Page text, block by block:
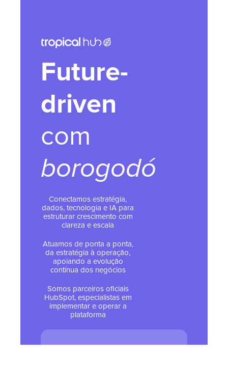
Future-
driven
com
borogodó
Conectamos estratégia,
dados, tecnologia e IA para
estruturar crescimento com
clareza e escala
Atuamos de ponta a ponta,
da estratégia à operação,
apoiando a evolução
contínua dos negócios
Somos parceiros oficiais
HubSpot, especialistas em
implementar e operar a
plataforma